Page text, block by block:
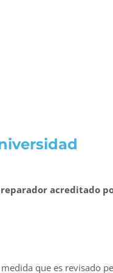
acreditado
que es revisado